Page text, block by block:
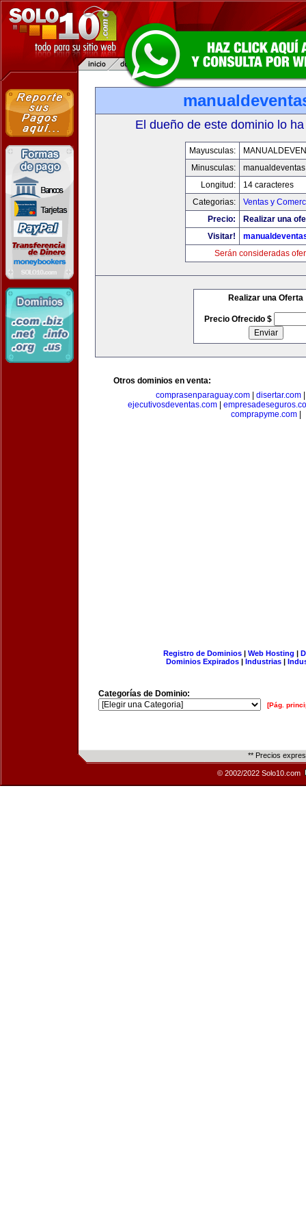
El dueño de este dominio lo
Mayusculas:
Minusculas:
Longitud:
14 caracteres
Categorias:
Ventas y
Precio:
Realizar una
Visitar!
Serán consideradas
Realizar una Oferta
Precio Ofrecido $
Otros dominios en venta:
comprasenparaguay.com
disertar.com
ejecutivosdeventas.com
comprapyme.com|
Registro de Dominios| Web Hosting |
Dominios Expirados | Industrias |
Categorías de Dominio:
[Pág.
** Precios
© 2002/2022 Solo10.com